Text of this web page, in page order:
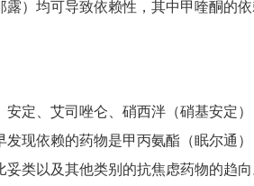
）均可导致依赖性，其中甲喹酮的
定、艾司唑仑、硝西泮（硝基安定）
现依赖的药物是甲丙氨酯（眠尔通
类以及其他类别的抗焦虑药物的趋